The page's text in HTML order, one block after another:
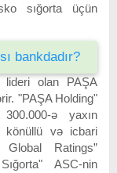
sığorta üçün
bankdadır?
lideri olan PAŞA
"PAŞA Holding"
ə yaxın
könüllü və icbari
Ratings”
ASC-nin